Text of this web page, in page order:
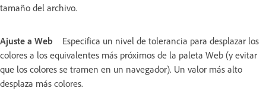
tamaño del archivo.
Ajuste a Web
Especifica un nivel de tolerancia para desplazar los
colores a los equivalentes más próximos de la paleta Web (y evitar
que los colores se tramen en un navegador). Un valor más alto
desplaza más colores.